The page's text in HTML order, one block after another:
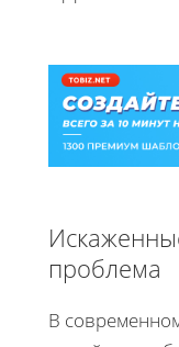
проблема
В